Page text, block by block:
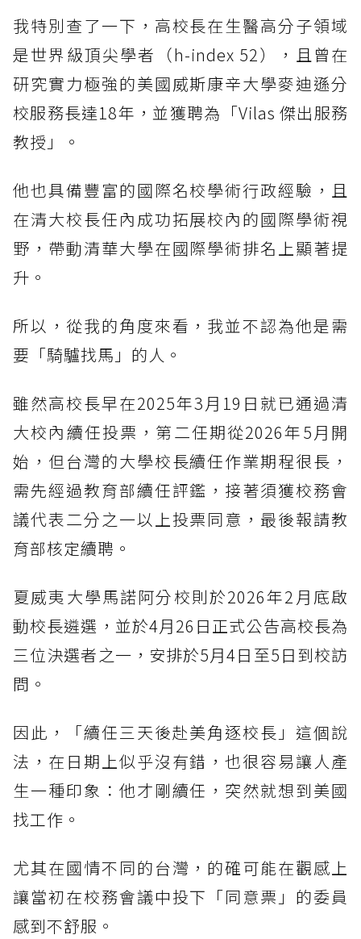
我特別查了一下，高校長在生醫高分子領域
是世界級頂尖學者（h-index 52），且曾在
研究實力極強的美國威斯康辛大學麥迪遜分
校服務長達18年，並獲聘為「Vilas 傑出服務
教授」。
他也具備豐富的國際名校學術行政經驗，且
在清大校長任內成功拓展校內的國際學術視
野，帶動清華大學在國際學術排名上顯著提
升。
所以，從我的角度來看，我並不認為他是需
要「騎驢找馬」的人。
雖然高校長早在2025年3月19日就已通過清
大校內續任投票，第二任期從2026年5月開
始，但台灣的大學校長續任作業期程很長，
需先經過教育部續任評鑑，接著須獲校務會
議代表二分之一以上投票同意，最後報請教
育部核定續聘。
夏威夷大學馬諾阿分校則於2026年2月底啟
動校長遴選，並於4月26日正式公告高校長為
三位決選者之一，安排於5月4日至5日到校訪
問。
因此，「續任三天後赴美角逐校長」這個說
法，在日期上似乎沒有錯，也很容易讓人產
生一種印象：他才剛續任，突然就想到美國
找工作。
尤其在國情不同的台灣，的確可能在觀感上
讓當初在校務會議中投下「同意票」的委員
感到不舒服。